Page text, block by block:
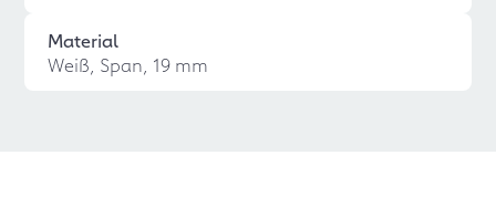
Material
Weiß, Span, 19 mm